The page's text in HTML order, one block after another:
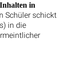
in
Schüler schickt
in die